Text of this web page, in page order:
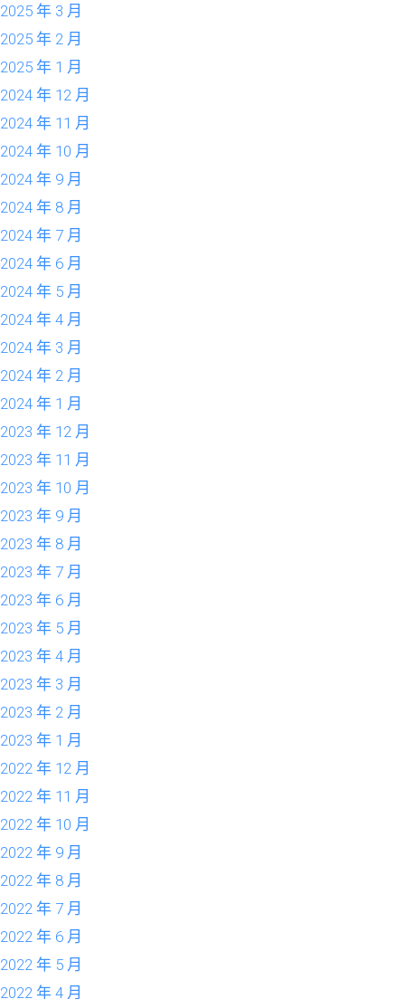
2025 年 3 月
2025 年 2 月
2025 年 1 月
2024 年 12 月
2024 年 11 月
2024 年 10 月
2024 年 9 月
2024 年 8 月
2024 年 7 月
2024 年 6 月
2024 年 5 月
2024 年 4 月
2024 年 3 月
2024 年 2 月
2024 年 1 月
2023 年 12 月
2023 年 11 月
2023 年 10 月
2023 年 9 月
2023 年 8 月
2023 年 7 月
2023 年 6 月
2023 年 5 月
2023 年 4 月
2023 年 3 月
2023 年 2 月
2023 年 1 月
2022 年 12 月
2022 年 11 月
2022 年 10 月
2022 年 9 月
2022 年 8 月
2022 年 7 月
2022 年 6 月
2022 年 5 月
2022 年 4 月